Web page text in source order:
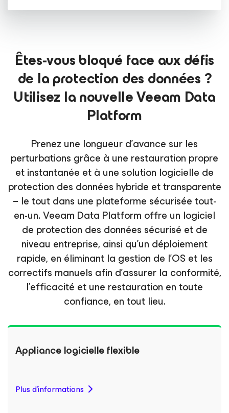
Êtes-vous bloqué face aux défis
de la protection des données ?
Utilisez la nouvelle Veeam Data
Platform
Prenez une longueur d'avance sur les
perturbations grâce à une restauration propre
et instantanée et à une solution logicielle de
protection des données hybride et transparente
– le tout dans une plateforme sécurisée tout-
en-un. Veeam Data Platform offre un logiciel
de protection des données sécurisé et de
niveau entreprise, ainsi qu’un déploiement
rapide, en éliminant la gestion de l’OS et les
correctifs manuels afin d’assurer la conformité,
l’efficacité et une restauration en toute
confiance, en tout lieu.
Appliance logicielle flexible
Plus d'informations